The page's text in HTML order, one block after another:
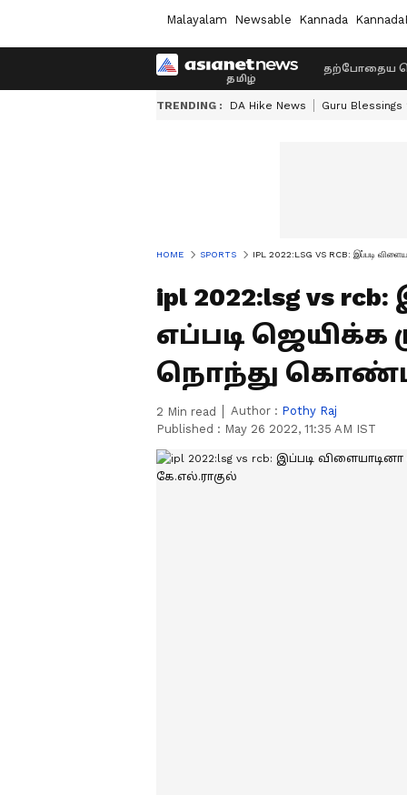
Malayalam Newsable Kannada
தற்போதைய
TRENDING : DA Hike News Guru Blessings
HOME SPORTS IPL 2022:LSG VS RCB: இப்படி
ipl 2022:lsg vs
எப்படி ஜெயிக்க
நொந்து கொண்ட
2 Min read Author : Pothy Raj
Published : May 26 2022, 11:35 AM IST